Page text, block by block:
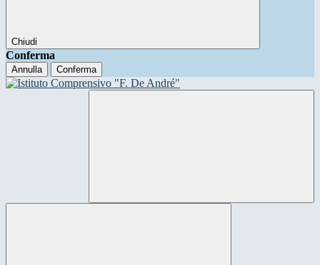
Chiudi
Conferma
Annulla Conferma